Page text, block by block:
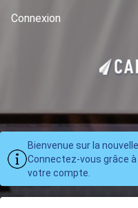
Connexion
Bienvenue sur la
Connectez-vous grâce
votre compte.